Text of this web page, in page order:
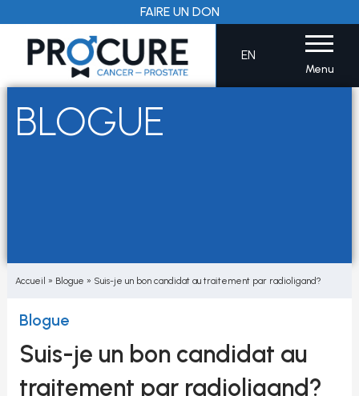
au
contenu
FAIRE UN DON
EN
Menu
BLOGUE
Accueil » Blogue » Suis-je un bon candidat au traitement par radioligand?
Blogue
Suis-je un bon candidat au
traitement par radioligand?